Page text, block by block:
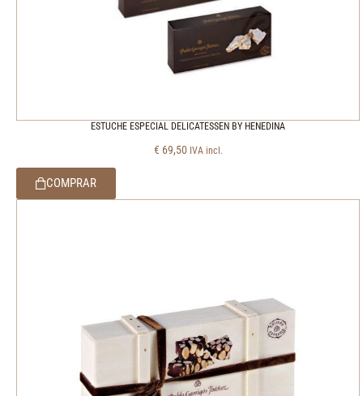
ESTUCHE ESPECIAL DELICATESSEN BY HENEDINA
€ 69,50 IVA incl.
COMPRAR